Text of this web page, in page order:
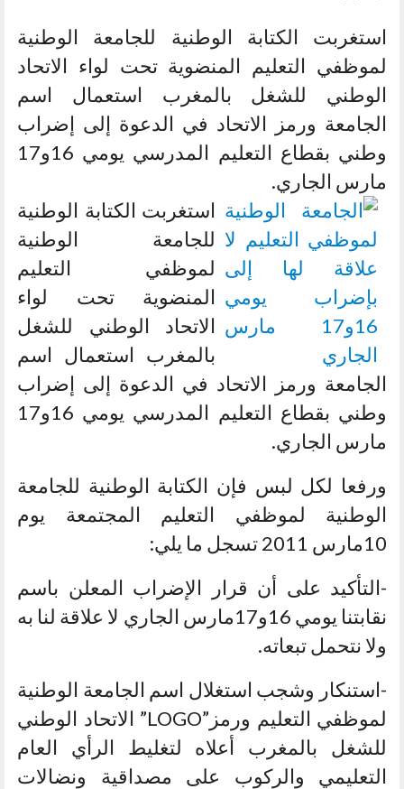
استغربت الكتابة الوطنية للجامعة الوطنية
لموظفي التعليم المنضوية تحت لواء الاتحاد
الوطني للشغل بالمغرب استعمال اسم
الجامعة ورمز الاتحاد في الدعوة إلى إضراب
وطني بقطاع التعليم المدرسي يومي 16و17
مارس الجاري.
استغربت الكتابة الوطنية
للجامعة الوطنية
لموظفي التعليم
المنضوية تحت لواء
الاتحاد الوطني للشغل
بالمغرب استعمال اسم
الجامعة ورمز الاتحاد في الدعوة إلى إضراب
وطني بقطاع التعليم المدرسي يومي 16و17
مارس الجاري.
ورفعا لكل لبس فإن الكتابة الوطنية للجامعة
الوطنية لموظفي التعليم المجتمعة يوم
10مارس 2011 تسجل ما يلي:
-التأكيد على أن قرار الإضراب المعلن باسم
نقابتنا يومي 16و17مارس الجاري لا علاقة لنا به
ولا نتحمل تبعاته.
-استنكار وشجب استغلال اسم الجامعة الوطنية
لموظفي التعليم ورمز”LOGO” الاتحاد الوطني
للشغل بالمغرب أعلاه لتغليط الرأي العام
التعليمي والركوب على مصداقية ونضالات